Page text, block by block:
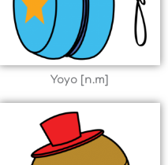
Yoyo [n.m]